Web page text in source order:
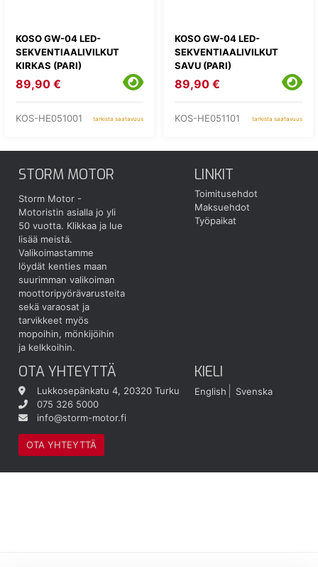
KOSO GW-04 LED-
SEKVENTIAALIVILKUT
KIRKAS (PARI)
89,90 €
KOS-HE051001 tarkista saatavuus
KOSO GW-04 LED-
SEKVENTIAALIVILKUT
SAVU (PARI)
89,90 €
KOS-HE051101 tarkista saatavuus
STORM MOTOR
Storm Motor -
Motoristin asialla jo yli
50 vuotta. Klikkaa ja lue
lisää meistä.
Valikoimastamme
löydät kenties maan
suurimman valikoiman
moottoripyörävarusteita
sekä varaosat ja
tarvikkeet myös
mopoihin, mönkijöihin
ja kelkkoihin.
LINKIT
Toimitusehdot
Maksuehdot
Työpaikat
OTA YHTEYTTÄ
Lukkosepänkatu 4, 20320 Turku
075 326 5000
info@storm-motor.fi
OTA YHTEYTTÄ
KIELI
English Svenska